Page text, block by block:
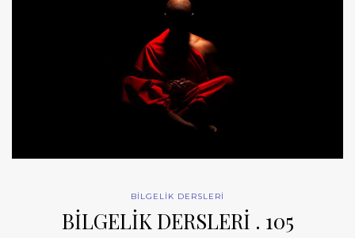
BİLGELİK DERSLERİ
BİLGELİK DERSLERİ . 105